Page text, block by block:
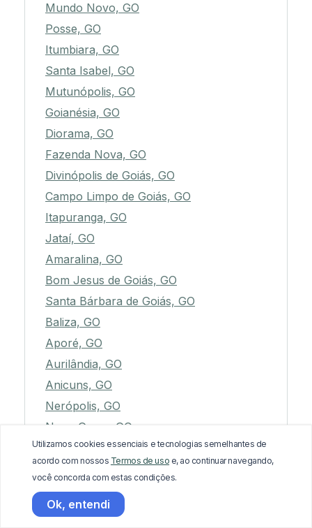
Mundo Novo, GO
Posse, GO
Itumbiara, GO
Santa Isabel, GO
Mutunópolis, GO
Goianésia, GO
Diorama, GO
Fazenda Nova, GO
Divinópolis de Goiás, GO
Campo Limpo de Goiás, GO
Itapuranga, GO
Jataí, GO
Amaralina, GO
Bom Jesus de Goiás, GO
Santa Bárbara de Goiás, GO
Baliza, GO
Aporé, GO
Aurilândia, GO
Anicuns, GO
Nerópolis, GO
Novo Gama, GO
Guarinos, GO
Palmeiras de Goiás, GO
Monte Alegre de Goiás, GO
Cachoeira Dourada, GO
Utilizamos cookies essenciais e tecnologias semelhantes de
acordo com nossos Termos de uso e, ao continuar navegando,
você concorda com estas condições.
Ok, entendi